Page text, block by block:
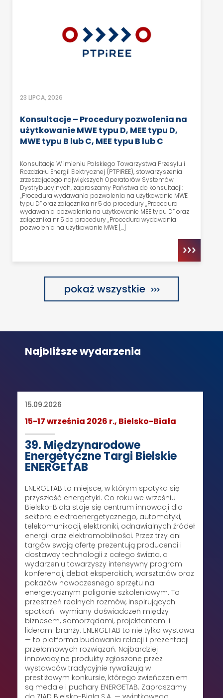
23 LIPCA, 2026
Konsultacje – Procedury pozwolenia na
użytkowanie MWE typu D, MEE typu D,
MWE typu B lub C, MEE typu B lub C
Konsultacje W imieniu Polskiego Towarzystwa Przesyłu i
Rozdziału Energii Elektrycznej (PTPiREE), stowarzyszenia
zrzeszającego największych Operatorów Systemów
Dystrybucyjnych, zapraszamy Państwa do konsultacji:
„Procedura wydawania pozwolenia na użytkowanie MWE
typu D” oraz załącznika nr 5 do procedury „Procedura
wydawania pozwolenia na użytkowanie MEE typu D” oraz
załącznika nr 5 do procedury „Procedura wydawania
pozwolenia na użytkowanie MWE […]
pokaż wszystkie
Najbliższe wydarzenia
15.09.2026
15-17 września 2026 r., Bielsko-Biała
39. Międzynarodowe
Energetyczne Targi Bielskie
ENERGETAB
ENERGETAB to miejsce, w którym spotyka się
przyszłość energetyki. Co roku we wrześniu
Bielsko-Biała staje się centrum innowacji dla
sektora elektroenergetycznego, automatyki,
telekomunikacji, elektroniki, odnawialnych źródeł
energii oraz elektromobilności. Przez trzy dni
targów swoją ofertę prezentują producenci i
dostawcy technologii z całego świata, a
wydarzeniu towarzyszy intensywny program
konferencji, debat eksperckich, warsztatów oraz
pokazów nowoczesnego sprzętu na
energetycznym poligonie szkoleniowym. To
przestrzeń realnych rozmów, inspirujących
spotkań i wymiany doświadczeń między
biznesem, samorządami, projektantami i
liderami branży. ENERGETAB to nie tylko wystawa
— to platforma budowania relacji i prezentacji
przełomowych rozwiązań. Najbardziej
innowacyjne produkty zgłoszone przez
wystawców tradycyjnie rywalizują w
prestiżowym konkursie, którego zwieńczeniem
są medale i puchary ENERGETAB. Zapraszamy